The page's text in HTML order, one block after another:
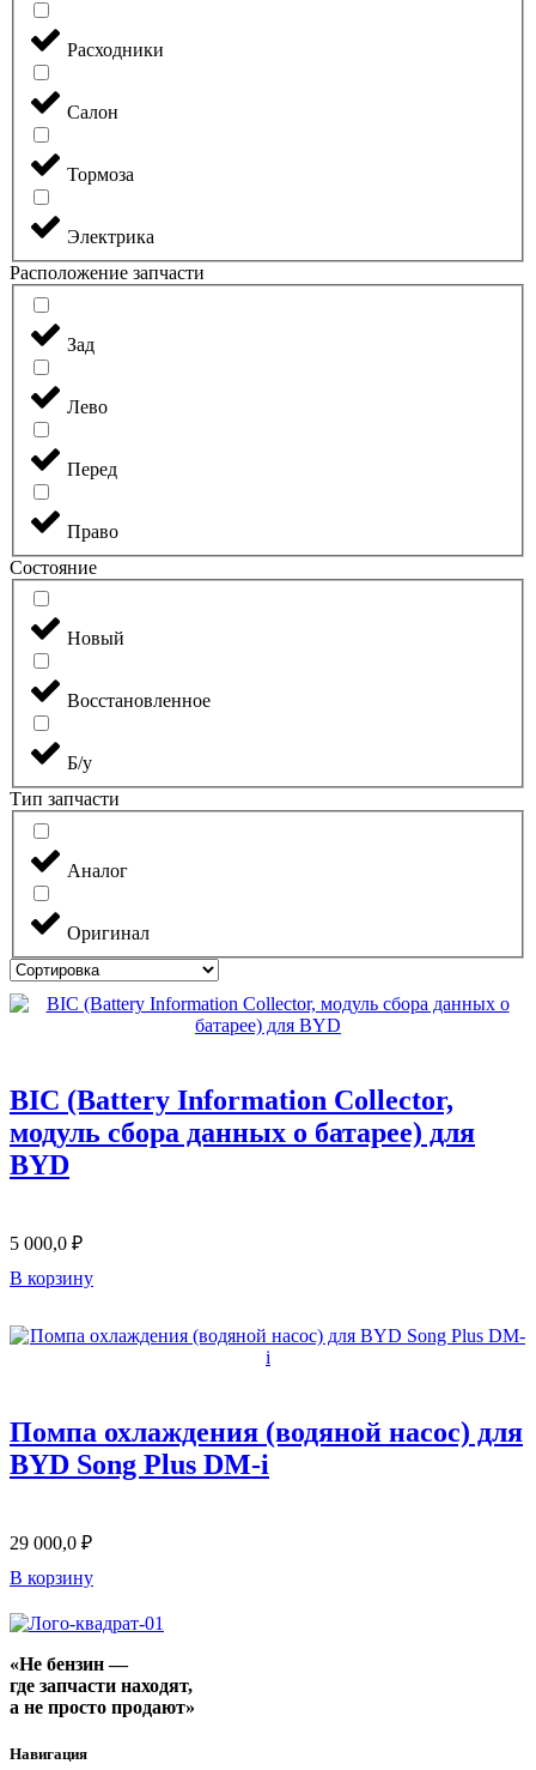
Расходники
Салон
Тормоза
Электрика
Расположение запчасти
Зад
Лево
Перед
Право
Состояние
Новый
Восстановленное
Б/у
Тип запчасти
Аналог
Оригинал
BIC (Battery Information Collector,
модуль сбора данных о батарее) для
BYD
5 000,0 ₽
В корзину
Помпа охлаждения (водяной насос) для
BYD Song Plus DM-i
29 000,0 ₽
В корзину
«Не бензин —
где запчасти находят,
а не просто продают»
Навигация